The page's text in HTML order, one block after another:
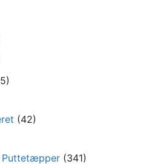
(42)
Puttetæpper (341)